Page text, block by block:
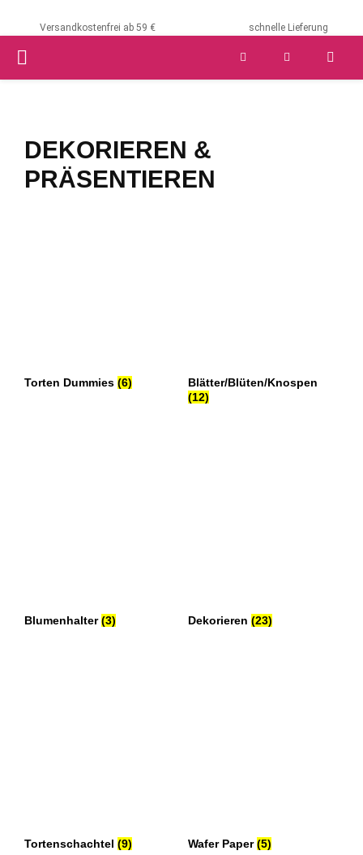
Versandkostenfrei ab 59 € schnelle Lieferung
PRIMARY
DEKORIEREN &
PRÄSENTIEREN
Torten Dummies (6)
Blätter/Blüten/Knospen
(12)
Blumenhalter(3) Dekorieren (23)
Tortenschachtel (9) Wafer Paper(5)